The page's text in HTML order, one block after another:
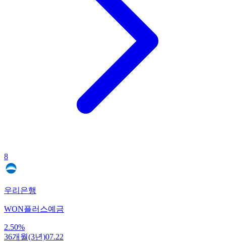
8
우리은행
WON플러스예금
2.50%
36개월(3년)07.22